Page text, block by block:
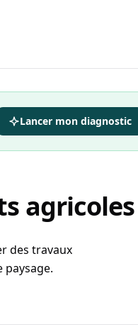
Lancer mon diagnostic
agricoles
des travaux